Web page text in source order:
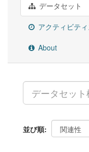
データセット
アクティビテ
About
並び順